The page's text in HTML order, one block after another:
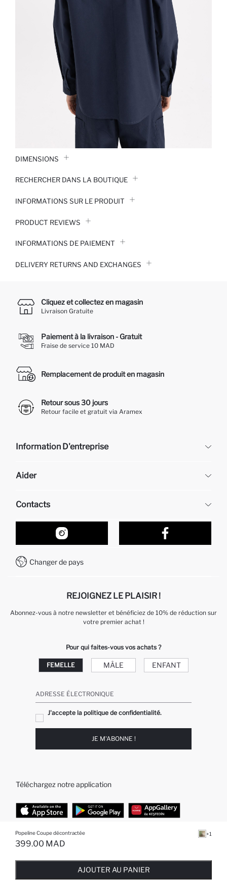
DIMENSIONS
RECHERCHER DANS LA BOUTIQUE
INFORMATIONS SUR LE PRODUIT
PRODUCT REVIEWS
INFORMATIONS DE PAIEMENT
DELIVERY RETURNS AND EXCHANGES
Popeline Coupe décontractée
399.00 MAD
+1
AJOUTER AU PANIER
Cliquez et collectez en magasin
Livraison Gratuite
Paiement à la livraison - Gratuit
Fraise de service 10 MAD
Remplacement de produit en magasin
Retour sous 30 jours
Retour facile et gratuit via Aramex
Information D'entreprise
À propos de nous
Aider
Retour et changement
Suivi de la Commande
Comment acheter sur DeFacto ?
Comment payer sur DeFacto?
Contacts
Nos Magasins
Formulaire de contact
Service Client +212 525 076 633
Changer de pays
REJOIGNEZ LE PLAISIR !
Abonnez-vous à notre newsletter et bénéficiez de 10% de réduction sur
votre premier achat !
Pour qui faites-vous vos achats ?
FEMELLE MÂLE ENFANT
ADRESSE ÉLECTRONIQUE
J'accepte la politique de confidentialité.
JE M'ABONNE !
Téléchargez notre application
TOP CATÉGORIES
Femme
Jeans Larges pour Homme
Garçon